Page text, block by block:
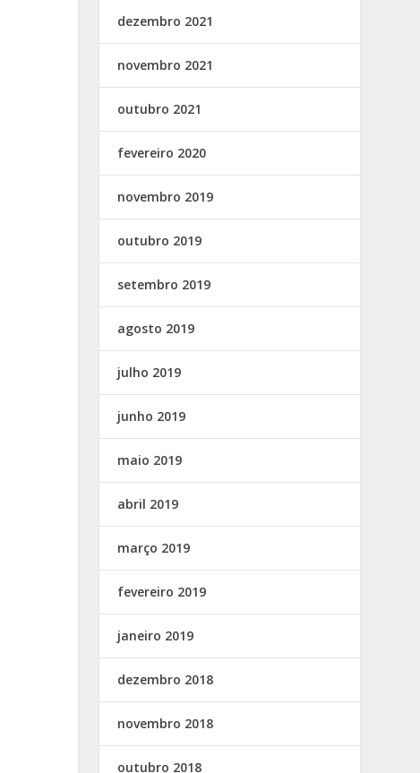
dezembro 2021
novembro 2021
outubro 2021
fevereiro 2020
novembro 2019
outubro 2019
setembro 2019
agosto 2019
julho 2019
junho 2019
maio 2019
abril 2019
março 2019
fevereiro 2019
janeiro 2019
dezembro 2018
novembro 2018
outubro 2018